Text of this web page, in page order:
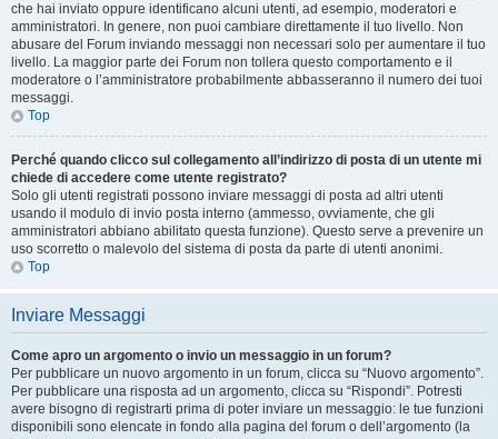
che hai inviato oppure identificano alcuni utenti, ad esempio, moderatori e
amministratori. In genere, non puoi cambiare direttamente il tuo livello. Non
abusare del Forum inviando messaggi non necessari solo per aumentare il tuo
livello. La maggior parte dei Forum non tollera questo comportamento e il
moderatore o l’amministratore probabilmente abbasseranno il numero dei tuoi
messaggi.
Top
Perché quando clicco sul collegamento all’indirizzo di posta di un utente mi
chiede di accedere come utente registrato?
Solo gli utenti registrati possono inviare messaggi di posta ad altri utenti
usando il modulo di invio posta interno (ammesso, ovviamente, che gli
amministratori abbiano abilitato questa funzione). Questo serve a prevenire un
uso scorretto o malevolo del sistema di posta da parte di utenti anonimi.
Top
Inviare Messaggi
Come apro un argomento o invio un messaggio in un forum?
Per pubblicare un nuovo argomento in un forum, clicca su “Nuovo argomento”.
Per pubblicare una risposta ad un argomento, clicca su “Rispondi”. Potresti
avere bisogno di registrarti prima di poter inviare un messaggio: le tue funzioni
disponibili sono elencate in fondo alla pagina del forum o dell’argomento (la